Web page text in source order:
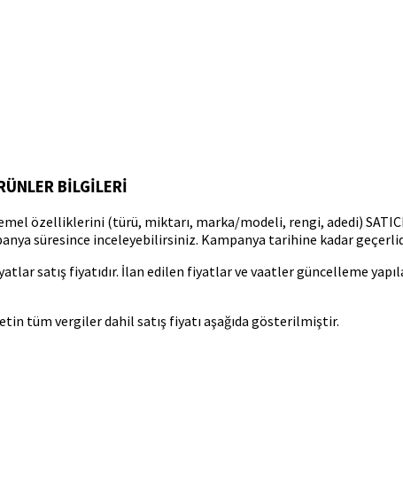
BİLGİLERİ
özelliklerini (türü, miktarı, marka/modeli, rengi, adedi)
süresince inceleyebilirsiniz. Kampanya tarihine kadar
satış fiyatıdır. İlan edilen fiyatlar ve vaatler güncelleme
tüm vergiler dahil satış fiyatı aşağıda gösterilmiştir.